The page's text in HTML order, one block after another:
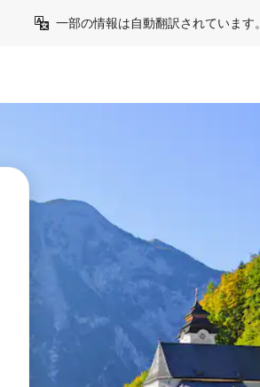
一部の情報は自動翻訳されています。